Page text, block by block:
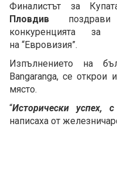
Финалистът за
Пловдив
конкуренцията за
на “Евровизия”.
Изпълнението на
Bangaranga, се открои
място.
“Исторически успех,
написаха от